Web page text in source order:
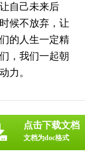
自己未来后
候不放弃，让
的人生一定精
，我们一起朝
力。
点击下载文档
文档为doc格式